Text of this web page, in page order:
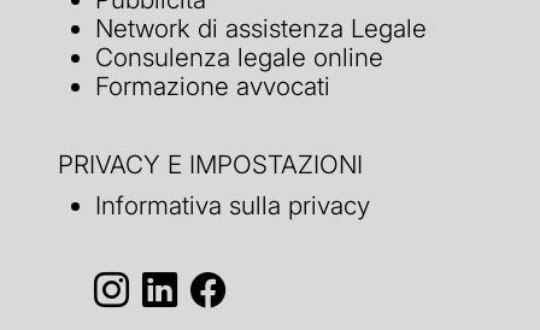
Network di assistenza Legale
Consulenza legale online
Formazione avvocati
PRIVACY E IMPOSTAZIONI
Informativa sulla privacy